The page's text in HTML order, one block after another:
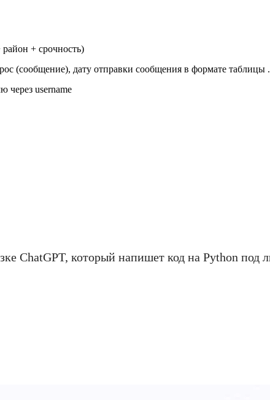
+ срочность)
(сообщение), дату отправки сообщения в формате таблицы
через username
ChatGPT, который напишет код на Python